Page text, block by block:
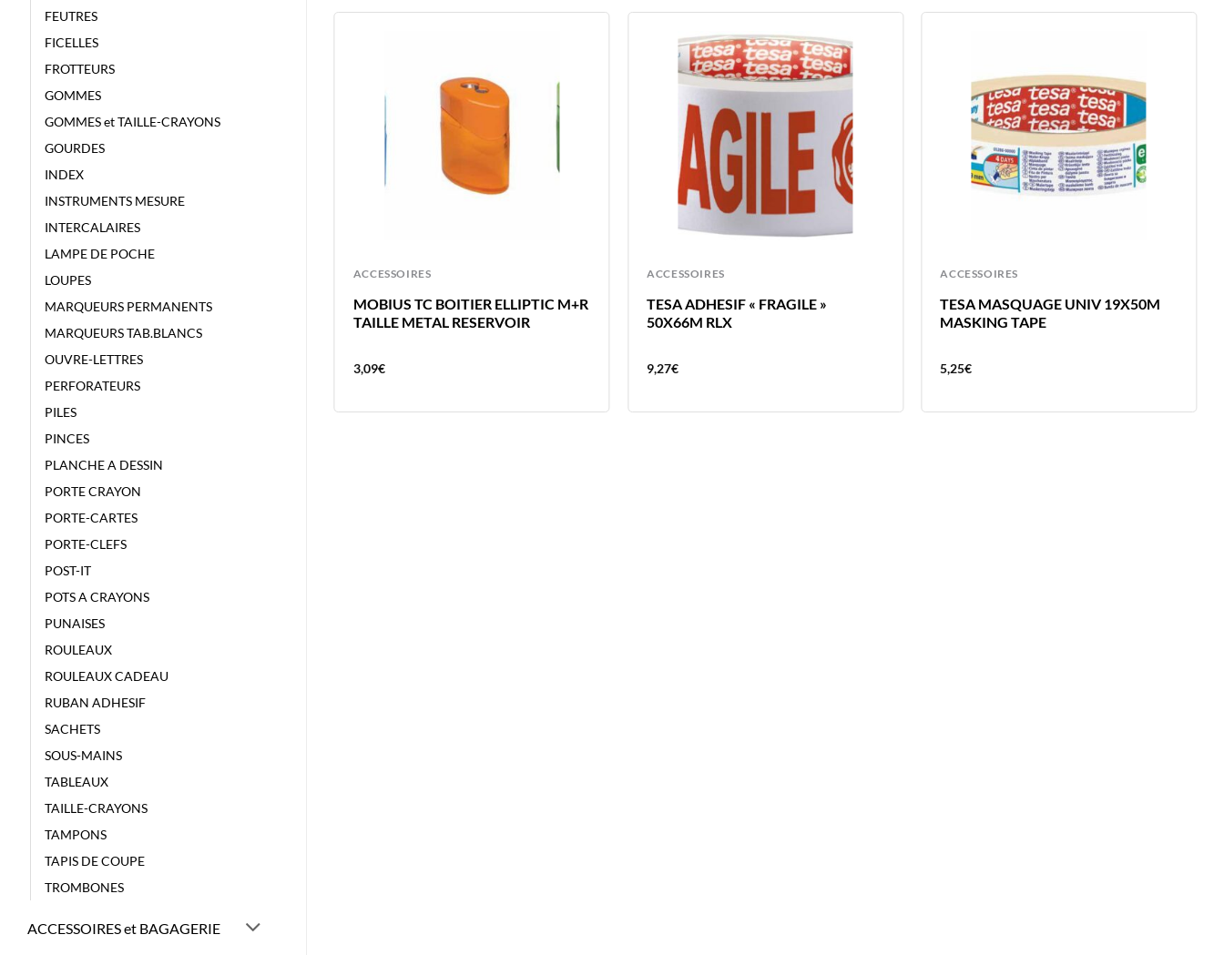
FEUTRES
FICELLES
FROTTEURS
GOMMES
GOMMES et TAILLE-CRAYONS
GOURDES
INDEX
INSTRUMENTS MESURE
INTERCALAIRES
LAMPE DE POCHE
LOUPES
MARQUEURS PERMANENTS
MARQUEURS TAB.BLANCS
OUVRE-LETTRES
PERFORATEURS
PILES
PINCES
PLANCHE A DESSIN
PORTE CRAYON
PORTE-CARTES
PORTE-CLEFS
POST-IT
POTS A CRAYONS
PUNAISES
ROULEAUX
ROULEAUX CADEAU
RUBAN ADHESIF
SACHETS
SOUS-MAINS
TABLEAUX
TAILLE-CRAYONS
TAMPONS
TAPIS DE COUPE
TROMBONES
ACCESSOIRES et BAGAGERIE
ACCESSOIRES
MOBIUS TC BOITIER ELLIPTIC M+R
TAILLE METAL RESERVOIR
3,09€
ACCESSOIRES
TESA ADHESIF « FRAGILE »
50X66M RLX
9,27€
ACCESSOIRES
TESA MASQUAGE UNIV 19X50M
MASKING TAPE
5,25€
ACCESSOIRES
MOBIUS TAILLE CRAYONS +
3,20€